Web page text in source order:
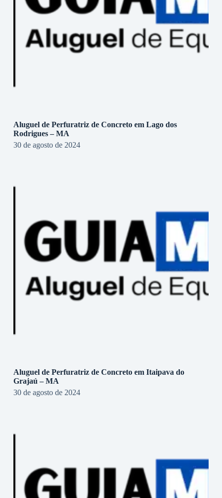
Aluguel de Perfuratriz de Concreto em Lago dos
Rodrigues – MA
30 de agosto de 2024
Aluguel de Perfuratriz de Concreto em Itaipava do
Grajaú – MA
30 de agosto de 2024